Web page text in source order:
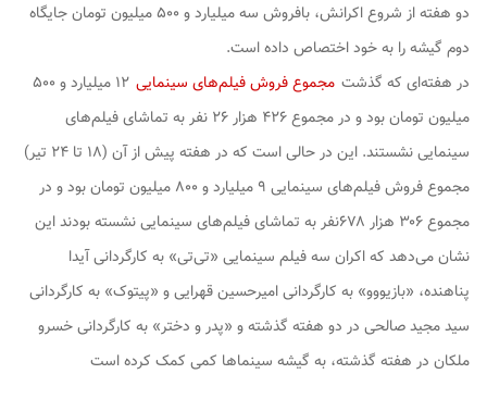
دو هفته از شروع اکرانش، بافروش سه میلیارد و ۵۰۰ میلیون تومان جایگاه
دوم گیشه را به خود اختصاص داده است.
در هفته‌ای که گذشت مجموع فروش فیلم‌های سینمایی
۱۲ میلیارد و ۵۰۰
میلیون تومان بود و در مجموع ۴۲۶ هزار ۲۶ نفر به تماشای فیلم‌های
سینمایی نشستند. این در حالی است که در هفته پیش از آن (۱۸ تا ۲۴ تیر)
مجموع فروش فیلم‌های سینمایی ۹ میلیارد و ۸۰۰ میلیون تومان بود و در
مجموع ۳۰۶ هزار ۶۷۸نفر به تماشای فیلم‌های سینمایی نشسته بودند این
نشان می‌دهد که اکران سه فیلم سینمایی «تی‌تی» به کارگردانی آیدا
پناهنده، «بازیووو» به کارگردانی امیرحسین قهرایی و «پیتوک» به کارگردانی
سید مجید صالحی در دو هفته گذشته و «پدر و دختر» به کارگردانی خسرو
ملکان در هفته گذشته، به گیشه سینماها کمی کمک کرده است